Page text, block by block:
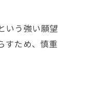
いう強い願望
すため、慎重